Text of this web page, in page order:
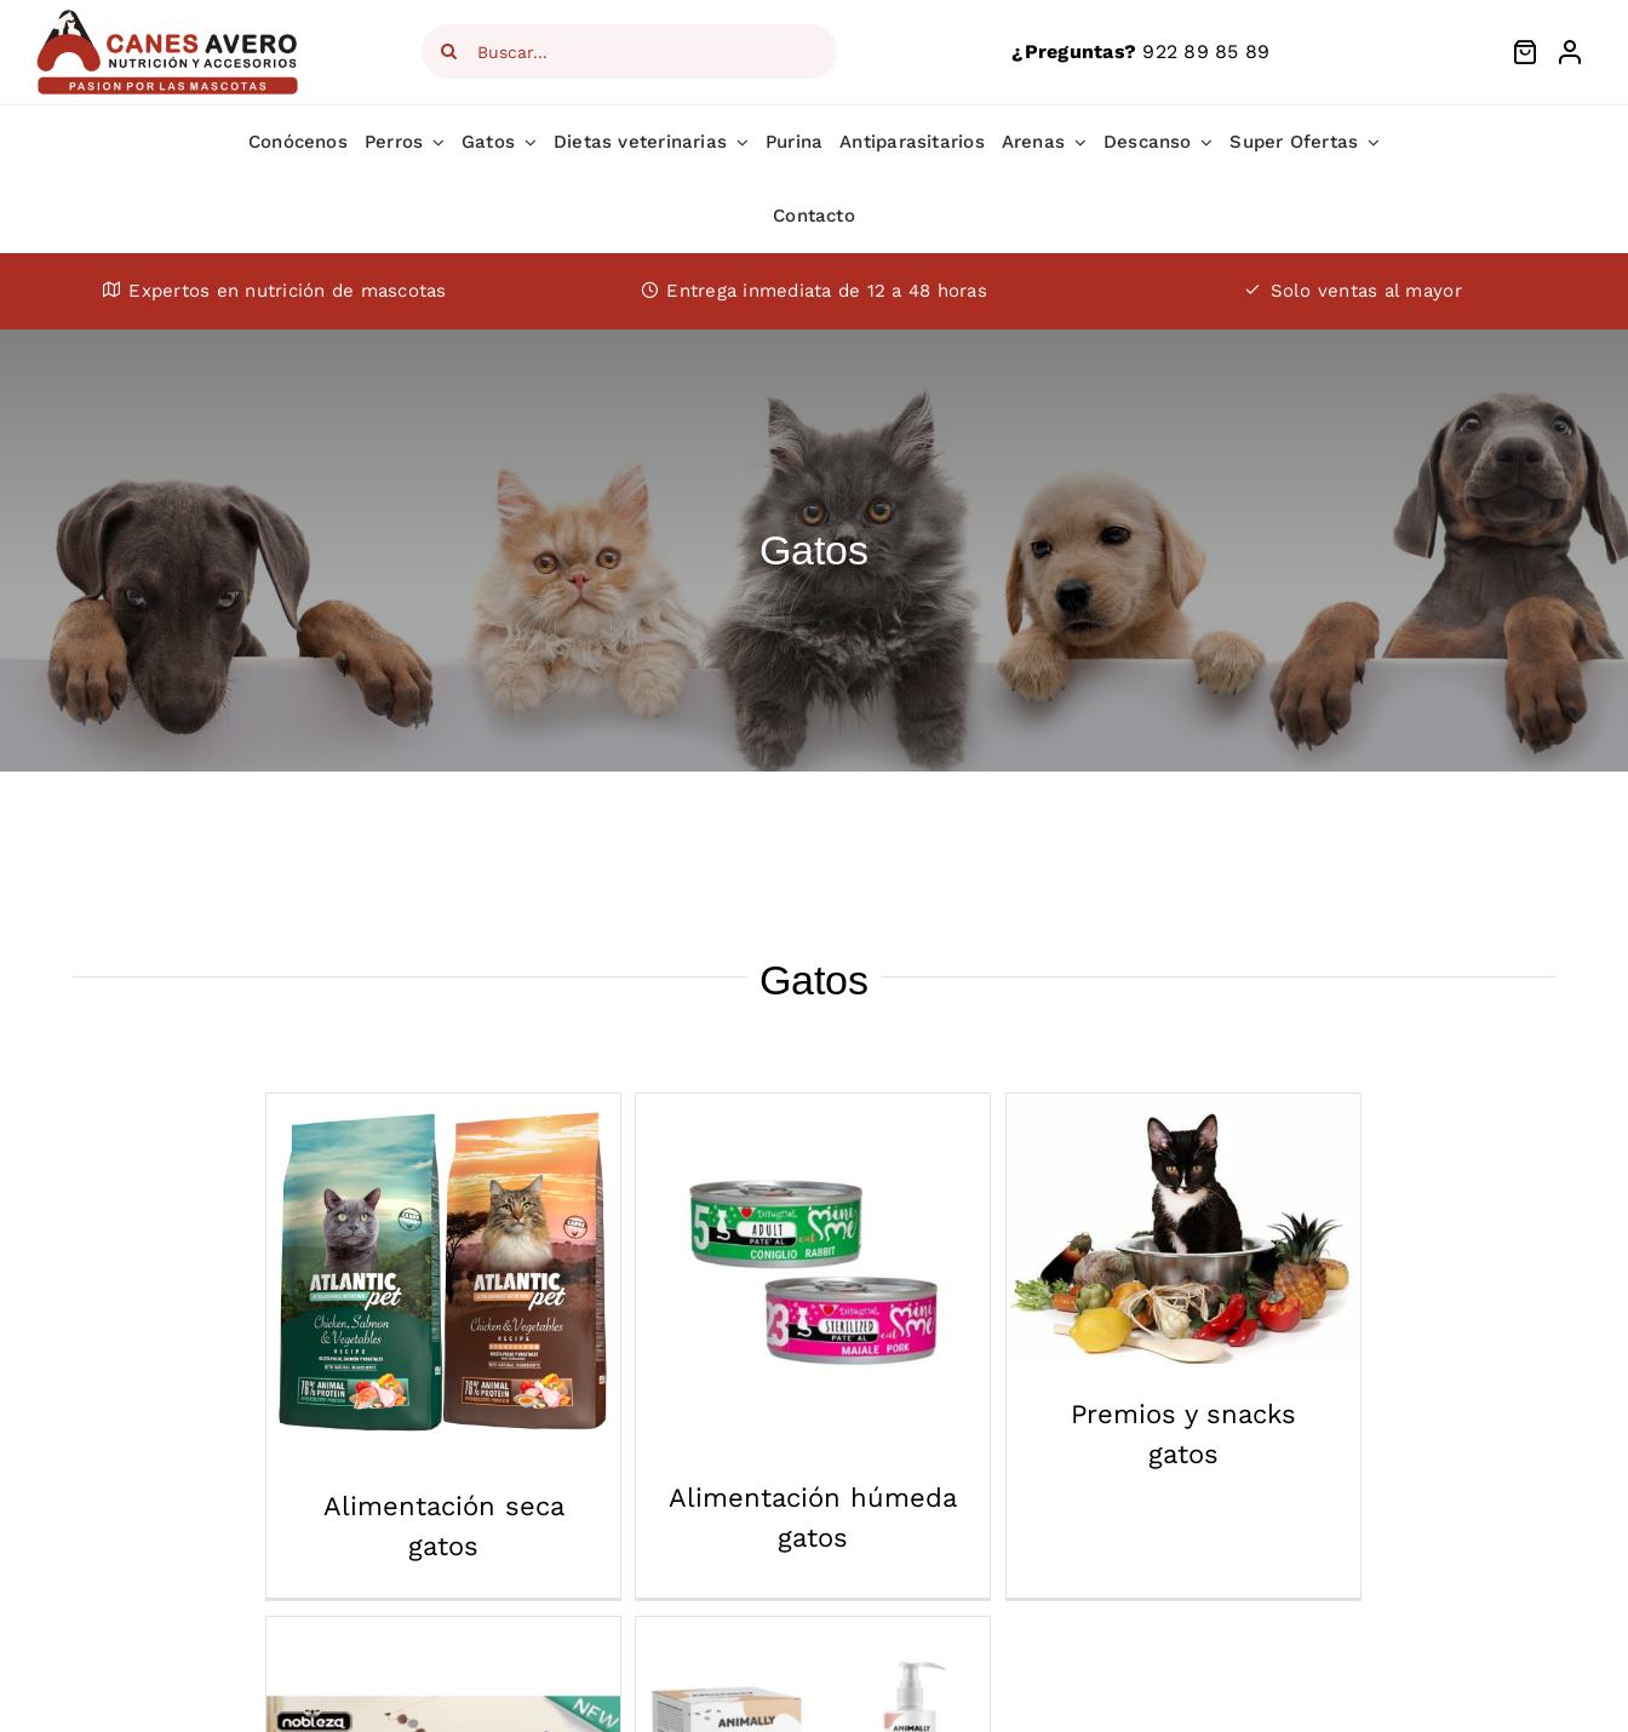
content
Search
¿Preguntas? 922 89 85 89
Conócenos Perros Gatos Dietas veterinarias Purina Antiparasitarios Arenas Descanso Super Ofertas
Contacto
Expertos en nutrición de mascotas Entrega inmediata de 12 a 48 horas Solo ventas al mayor
Gatos
Gatos
Alimentación seca
gatos
Alimentación seca
gatos
Alimentación húmeda
gatos
Alimentación húmeda
gatos
Premios y snacks
gatos
Premios y snacks
gatos